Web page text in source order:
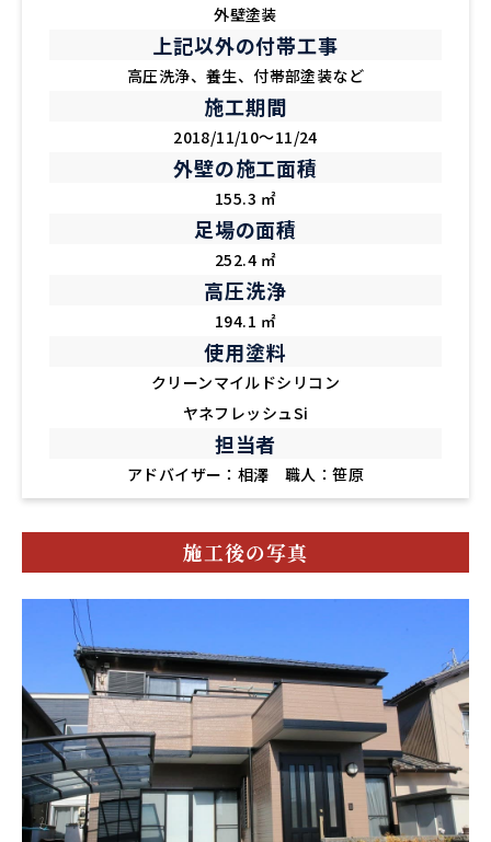
外壁塗装
上記以外の付帯工事
高圧洗浄、養生、付帯部塗装など
施工期間
2018/11/10～11/24
外壁の施工面積
155.3 ㎡
足場の面積
252.4 ㎡
高圧洗浄
194.1 ㎡
使用塗料
クリーンマイルドシリコン
ヤネフレッシュSi
担当者
アドバイザー：相澤 職人：笹原
施工後の写真